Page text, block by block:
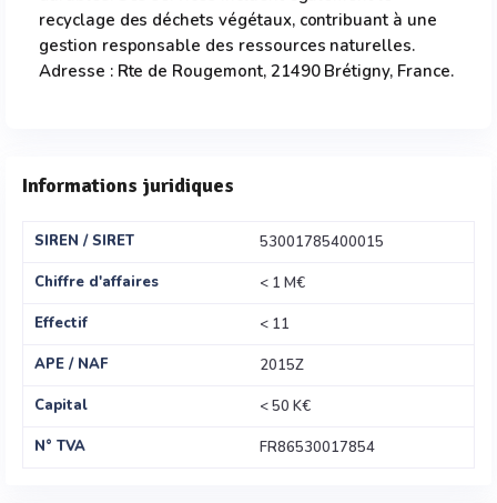
recyclage des déchets végétaux, contribuant à une
gestion responsable des ressources naturelles.
Adresse : Rte de Rougemont, 21490 Brétigny, France.
Informations juridiques
SIREN / SIRET
53001785400015
Chiffre d'affaires
< 1 M€
Effectif
< 11
APE / NAF
2015Z
Capital
< 50 K€
N° TVA
FR86530017854